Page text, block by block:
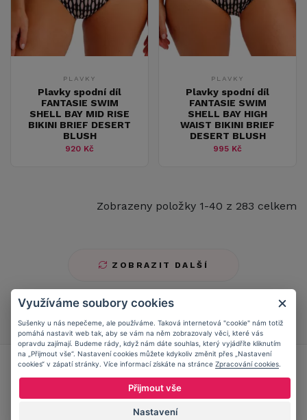
PLAVKY
Plavky spodní díl
FANTASIE SWIM
SHELL BAY MID RISE
BIKINI BRIEF DESERT
BLUSH
920 Kč
PLAVKY
Plavky spodní díl
FANTASIE SWIM
SHELL BAY HIGH
WAIST BIKINI BRIEF
DESERT BLUSH
995 Kč
Zobrazeny položky 1-40 z 283 celkem
ZOBRAZIT DALŠÍ
1 2 3 4 5
Přidejte se doCaresse Clubu!
ZJISTIT VÍCE
Využíváme soubory cookies
Sušenky u nás nepečeme, ale používáme. Taková internetová "cookie" nám totiž
pomáhá nastavit web tak, aby se vám na něm zobrazovaly věci, které vás
opravdu zajímají. Budeme rády, když nám dáte souhlas, který vyjádříte kliknutím
na „Přijmout vše“. Nastavení cookies můžete kdykoliv změnit přes „Nastavení
cookies“ v zápatí stránky. Více informací získáte na stránce Zpracování cookies
Přijmout vše
Nastavení